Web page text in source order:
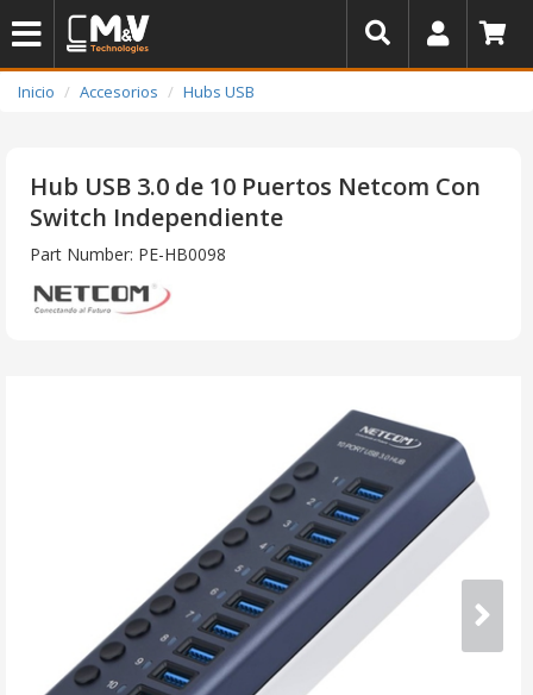
Inicio Accesorios Hubs USB
Hub USB 3.0 de 10 Puertos Netcom Con
Switch Independiente
Part Number: PE-HB0098